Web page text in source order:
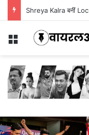
Shreya Kalra बनीं
Menu